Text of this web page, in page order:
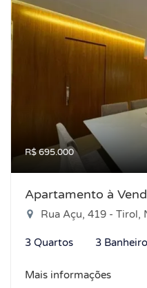
R$ 695.000
Apartamento à
Rua Açu, 419 - Tirol,
3 Quartos 3
Mais informações